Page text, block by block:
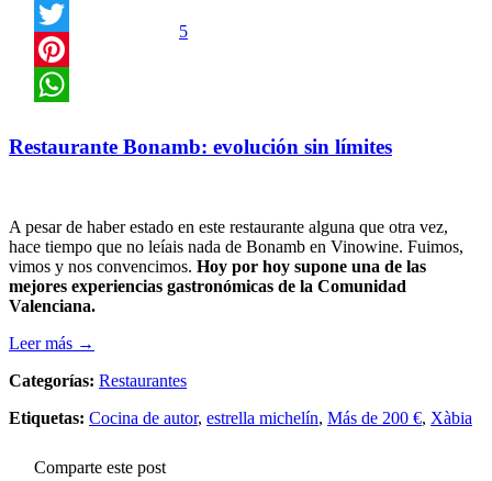
Facebook
Twitter
Pinterest
5
Restaurante Bonamb: evolución sin límites
A pesar de haber estado en este restaurante alguna que otra vez,
hace tiempo que no leíais nada de Bonamb en Vinowine. Fuimos,
vimos y nos convencimos. Hoy por hoy supone una de las
mejores experiencias gastronómicas de la Comunidad
Valenciana.
Leer más →
Categorías: Restaurantes
Etiquetas: Cocina de autor, estrella michelín, Más de 200 €, Xàbia
Comparte este post